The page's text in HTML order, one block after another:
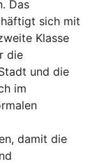
Das
sich mit
Klasse
die
und die
im
damit die